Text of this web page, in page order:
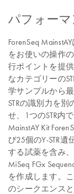
パフォーマ
ForenSeq
をお使いの操作
行ポイントを提
なカテゴリーの
学サンプルから
STRの識別力を
せ、1つのSTR内
MainstAY Kit
び25個のY-STR
する試薬を含み、
MiSeq FGx
を作成します。こ
のシークエンス